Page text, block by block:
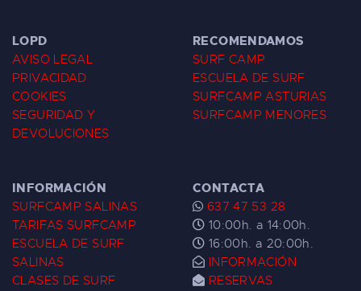
LOPD
AVISO LEGAL
PRIVACIDAD
COOKIES
SEGURIDAD Y
DEVOLUCIONES
RECOMENDAMOS
SURF CAMP
ESCUELA DE SURF
SURFCAMP ASTURIAS
SURFCAMP MENORES
INFORMACIÓN
SURFCAMP SALINAS
TARIFAS SURFCAMP
ESCUELA DE SURF
SALINAS
CLASES DE SURF
CONTACTA
637 47 53 28
10:00h. a 14:00h.
16:00h. a 20:00h.
INFORMACIÓN
RESERVAS